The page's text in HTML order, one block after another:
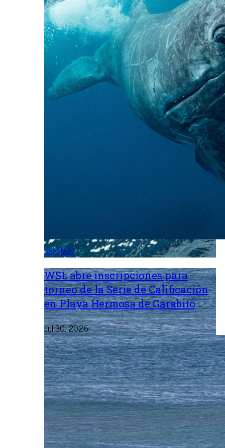
Leer Más
WSL abre inscripciones para
torneo de la Serie de Calificación
en Playa Hermosa de Garabito
Jul 30, 2026